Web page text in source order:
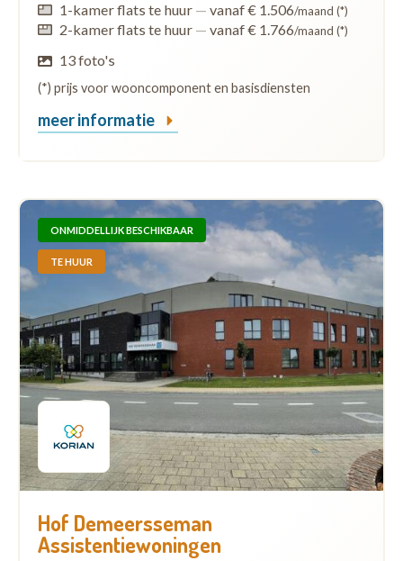
1-kamer flats te huur — vanaf € 1.506/maand (*)
2-kamer flats te huur — vanaf € 1.766/maand (*)
13 foto's
(*) prijs voor wooncomponent en basisdiensten
meer informatie
ONMIDDELLIJK BESCHIKBAAR
TE HUUR
Hof Demeersseman
Assistentiewoningen